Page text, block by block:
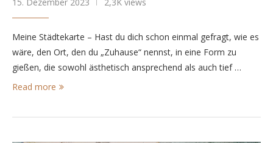
Meine Städtekarte – Hast du dich schon einmal gefragt, wie es
wäre, den Ort, den du „Zuhause“ nennst, in eine Form zu
gießen, die sowohl ästhetisch ansprechend als auch tief …
Read more